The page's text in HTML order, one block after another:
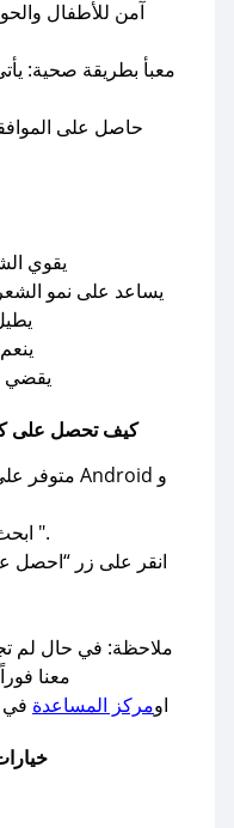
يقوي
يساعد على نمو
8
كيف تحصل على
ابحث داخل التطبيق عن " متجر المثالي ".
انقر على زر “احصل
ملاحظة: في حال لم
معنا
اومركز المساعدة في